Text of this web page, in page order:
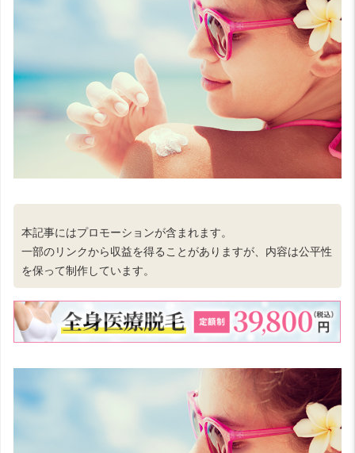
本記事にはプロモーションが含まれます。
一部のリンクから収益を得ることがありますが、内容は公平性
を保って制作しています。